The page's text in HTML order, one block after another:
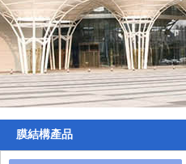
膜結構產品